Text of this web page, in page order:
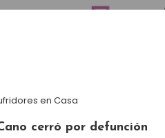
en Casa
cerró por defunción